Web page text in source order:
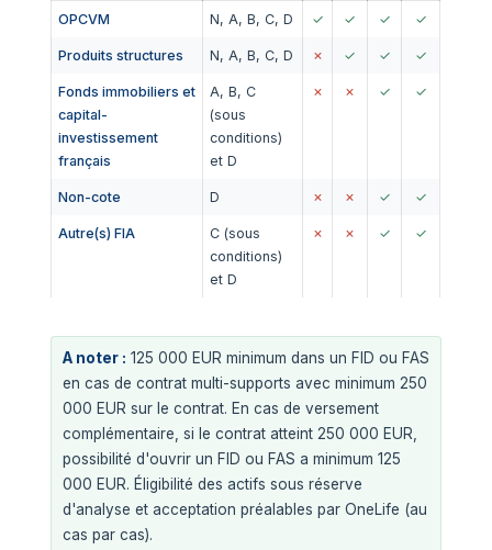
OPCVM N, A, B, C, D ✓ ✓ ✓ ✓
Produits structures N, A, B, C, D ✗ ✓ ✓ ✓
Fonds immobiliers et
capital-
investissement
français
A, B, C
(sous
conditions)
et D
✗ ✗ ✓ ✓
Non-cote D ✗ ✗ ✓ ✓
Autre(s) FIA
C (sous
conditions)
et D
✗ ✗ ✓ ✓
A noter : 125 000 EUR minimum dans un FID ou FAS
en cas de contrat multi-supports avec minimum 250
000 EUR sur le contrat. En cas de versement
complémentaire, si le contrat atteint 250 000 EUR,
possibilité d'ouvrir un FID ou FAS a minimum 125
000 EUR. Éligibilité des actifs sous réserve
d'analyse et acceptation préalables par OneLife (au
cas par cas).